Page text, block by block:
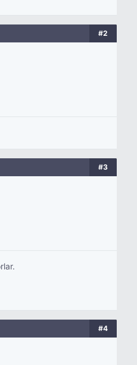
#2
#3
#4